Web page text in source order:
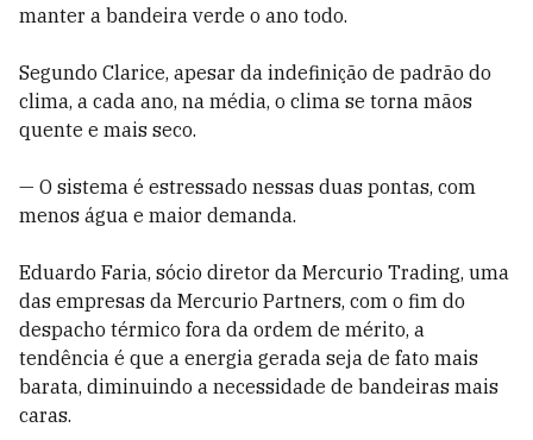
manter a bandeira verde o ano todo.
Segundo Clarice, apesar da indefinição de padrão do
clima, a cada ano, na média, o clima se torna mãos
quente e mais seco.
— O sistema é estressado nessas duas pontas, com
menos água e maior demanda.
Eduardo Faria, sócio diretor da Mercurio Trading, uma
das empresas da Mercurio Partners, com o fim do
despacho térmico fora da ordem de mérito, a
tendência é que a energia gerada seja de fato mais
barata, diminuindo a necessidade de bandeiras mais
caras.